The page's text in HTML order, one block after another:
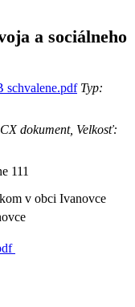
a sociálneho
Typ:
dokument, Velkosť:
111
v obci Ivanovce